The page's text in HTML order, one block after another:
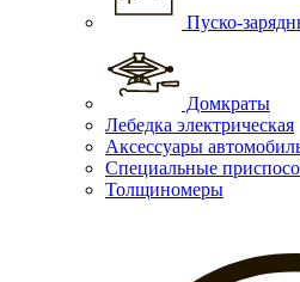
Пуско-
Домкраты
Лебедка электрическая
Аксессуары
Специальные
Толщиномеры